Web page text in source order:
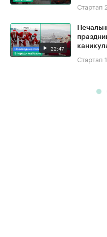
Стартап
22:47
Стартап